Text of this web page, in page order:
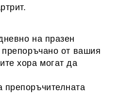
на празен
препоръчано от вашия
хора могат да